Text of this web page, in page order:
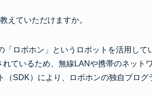
えていただけますか。
ロボホン」というロボットを活用して
ているため、無線LANや携帯のネット
SDK）により、ロボホンの独自プログ